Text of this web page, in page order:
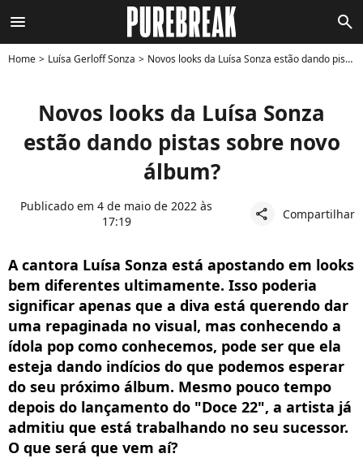
menu search
Home Luísa Gerloff Sonza Novos looks da Luísa Sonza estão dando pistas sobre novo álbum?
Novos looks da Luísa Sonza
estão dando pistas sobre novo
álbum?
Publicado em 4 de maio de 2022 às
17:19
share Compartilhar
A cantora Luísa Sonza está apostando em looks
bem diferentes ultimamente. Isso poderia
significar apenas que a diva está querendo dar
uma repaginada no visual, mas conhecendo a
ídola pop como conhecemos, pode ser que ela
esteja dando indícios do que podemos esperar
do seu próximo álbum. Mesmo pouco tempo
depois do lançamento do "Doce 22", a artista já
admitiu que está trabalhando no seu sucessor.
O que será que vem aí?